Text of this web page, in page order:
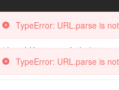
科研计算器 文章资讯
TypeError: URL.parse is
TypeError: URL.parse is